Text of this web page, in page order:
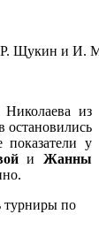
Щукин и И.
из
остановились
у
иЖанны
турниры по